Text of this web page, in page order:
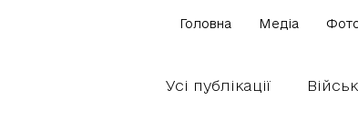
Головна Медіа
Усі публікації